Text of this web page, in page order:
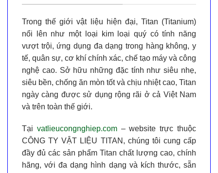
Trong thế giới vật liệu hiện đại, Titan (Titanium)
nổi lên như một loại kim loại quý có tính năng
vượt trội, ứng dụng đa dạng trong hàng không, y
tế, quân sự, cơ khí chính xác, chế tạo máy và công
nghệ cao. Sở hữu những đặc tính nhưsiêu nhẹ,
siêu bền, chống ăn mòn tốt và chịu nhiệt cao, Titan
ngày càng được sử dụng rộng rãi ở cả Việt Nam
và trên toàn thế giới.
Tại vatlieucongnghiep.com– website trực thuộc
CÔNG TY VẬT LIỆU TITAN , chúng tôi cung cấp
đầy đủ các sản phẩm Titan chất lượng cao, chính
hãng, với đa dạng hình dạng và kích thước, sẵn